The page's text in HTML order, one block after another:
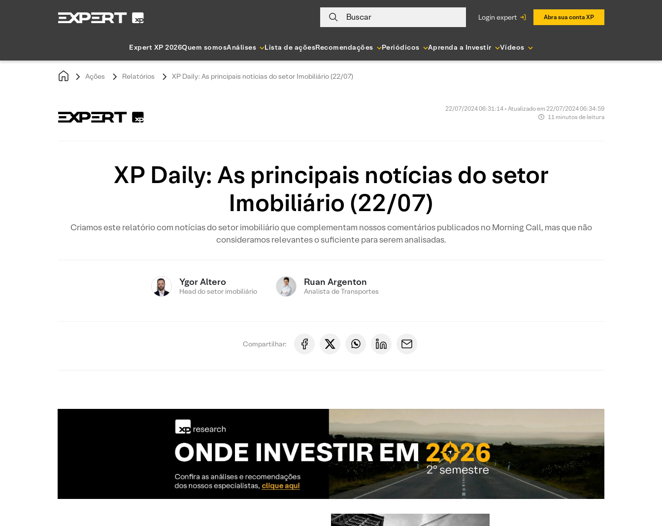
Buscar login expert Abra sua conta XP
Expert XP 2026Quem somosAnálises Lista de açõesRecomendações Periódicos Aprenda a Investir Vídeos
Ações Relatórios XP Daily: As principais notícias do setor Imobiliário (22/07)
22/07/2024 06:31:14 • Atualizado em 22/07/2024 06:34:59
11 minutos de leitura
XP Daily: As principais notícias do setor
Imobiliário (22/07)
Criamos este relatório com notícias do setor imobiliário que complementam nossos comentários publicados no Morning Call, mas que não
consideramos relevantes o suficiente para serem analisadas.
Ygor Altero
Head do setor imobiliário
Ruan Argenton
Analista de Transportes
Compartilhar: